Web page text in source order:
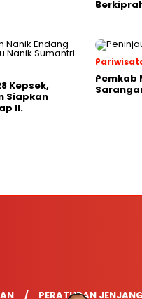
Kepsek,
Siapkan
II.
Pemkab
PERATURAN